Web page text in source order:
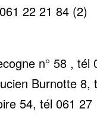
22 21 84 (2)
n° 58 ,
Burnotte 8,
54, tél 061 27